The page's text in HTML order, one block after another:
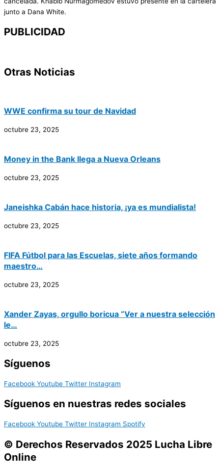
junto a Dana White.
PUBLICIDAD
Otras Noticias
WWE confirma su tour de Navidad
octubre 23, 2025
Money in the Bank llega a Nueva Orleans
octubre 23, 2025
Janeishka Cabán hace historia, ¡ya es mundialista!
octubre 23, 2025
FIFA Fútbol para las Escuelas, siete años formando
maestro…
octubre 23, 2025
Xander Zayas, orgullo boricua “Ver a nuestra selección
le…
octubre 23, 2025
Síguenos
Facebook Youtube Twitter Instagram
Síguenos en nuestras redes sociales
Facebook Youtube Twitter Instagram Spotify
© Derechos Reservados 2025 Lucha Libre
Online